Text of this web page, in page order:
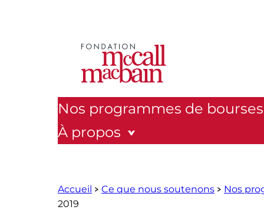
Nos programmes de bourses
À propos
Accueil Ce que nous soutenons
Nos
2019